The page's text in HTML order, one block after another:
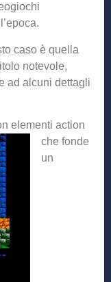
caso è quella
notevole,
ad alcuni dettagli
elementi action
che fonde
un